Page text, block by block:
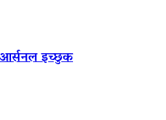
आर्सनल इच्छुक